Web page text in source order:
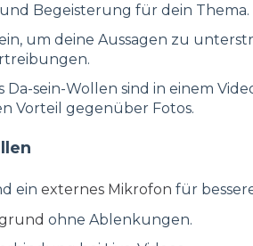
Begeisterung für dein Thema.
um deine Aussagen zu
sein-Wollen sind in einem
Vorteil gegenüber Fotos.
ein externes Mikrofon für
ohne Ablenkungen.